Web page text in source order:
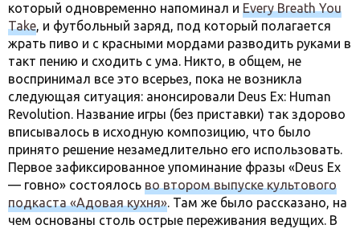
который одновременно напоминал и Every Breath You
Take, и футбольный заряд, под который полагается
жрать пиво и с красными мордами разводить руками в
такт пению и сходить с ума. Никто, в общем, не
воспринимал все это всерьез, пока не возникла
следующая ситуация: анонсировали Deus Ex: Human
Revolution. Название игры (без приставки) так здорово
вписывалось в исходную композицию, что было
принято решение незамедлительно его использовать.
Первое зафиксированное упоминание фразы «Deus Ex
— говно» состоялось во втором выпуске культового
подкаста «Адовая кухня». Там же было рассказано, на
чем основаны столь острые переживания ведущих. В